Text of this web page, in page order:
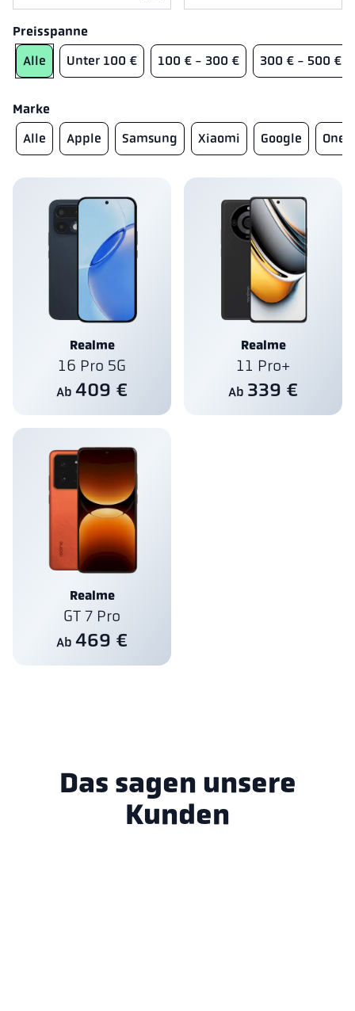
Preisspanne
Alle
Unter 100 € 100 € - 300 € 300 € - 500 €
Marke
Alle
Apple Samsung Xiaomi Google
Realme
16 Pro 5G
Ab 409 €
Realme
11 Pro+
Ab 339 €
Realme
GT 7 Pro
Ab 469 €
Das sagen unsere
Kunden